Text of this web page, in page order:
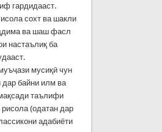
гардидааст.
сохт ва шакли
ва шаш фасл
настаълиқ ба
мусиқӣ чун
дар байни илм ва
таълифи
(одатан дар
адабиёти